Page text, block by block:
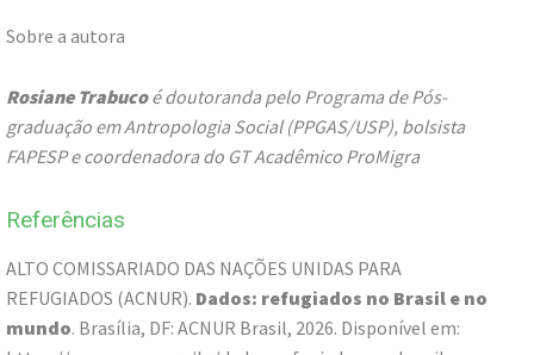
Sobre a autora
Rosiane Trabucoé doutoranda pelo Programa de Pós-
graduação em Antropologia Social (PPGAS/USP), bolsista
FAPESP e coordenadora do GT Acadêmico ProMigra
Referências
ALTO COMISSARIADO DAS NAÇÕES UNIDAS PARA
REFUGIADOS (ACNUR). Dados: refugiados no Brasil e no
mundo. Brasília, DF: ACNUR Brasil, 2026. Disponível em: